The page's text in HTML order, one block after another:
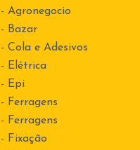
- Agronegocio
- Bazar
- Cola e Adesivos
- Elétrica
- Epi
- Ferragens
- Ferragens
- Fixação